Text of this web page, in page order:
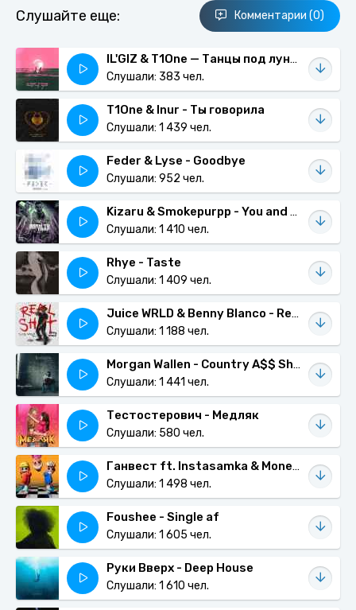
Слушайте еще: Комментарии (0)
IL'GIZ & T1One — Танцы под луной
Слушали: 383 чел.
T1One & Inur - Ты говорила
Слушали: 1 439 чел.
Feder & Lyse - Goodbye
Слушали: 952 чел.
Kizaru & Smokepurpp - You and me
Слушали: 1 410 чел.
Rhye - Taste
Слушали: 1 409 чел.
Juice WRLD & Benny Blanco - Real Shit
Слушали: 1 188 чел.
Morgan Wallen - Country A$$ Shit
Слушали: 1 441 чел.
Тестостерович - Медляк
Слушали: 580 чел.
Ганвест ft. Instasamka & Moneyken - Гоба
Слушали: 1 498 чел.
Foushee - Single af
Слушали: 1 605 чел.
Руки Вверх - Deep House
Слушали: 1 610 чел.